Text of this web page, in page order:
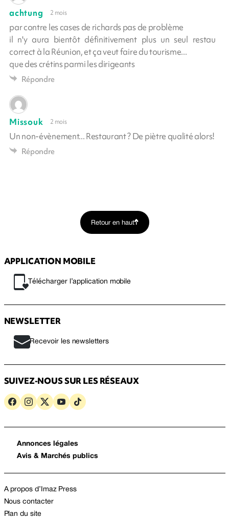
achtung 2 mois
par contre les cases de richards pas de problème
il n'y aura bientôt définitivement plus un seul restau
correct à la Réunion, et ça veut faire du tourisme...
que des crétins parmi les dirigeants
Répondre
Missouk 2 mois
Un non-évènement... Restaurant ? De piètre qualité alors!
Répondre
Retour en haut
APPLICATION MOBILE
Télécharger l’application mobile
NEWSLETTER
Recevoir les newsletters
SUIVEZ-NOUS SUR LES RÉSEAUX
Annonces légales
Avis & Marchés publics
A propos d’Imaz Press
Nous contacter
Plan du site